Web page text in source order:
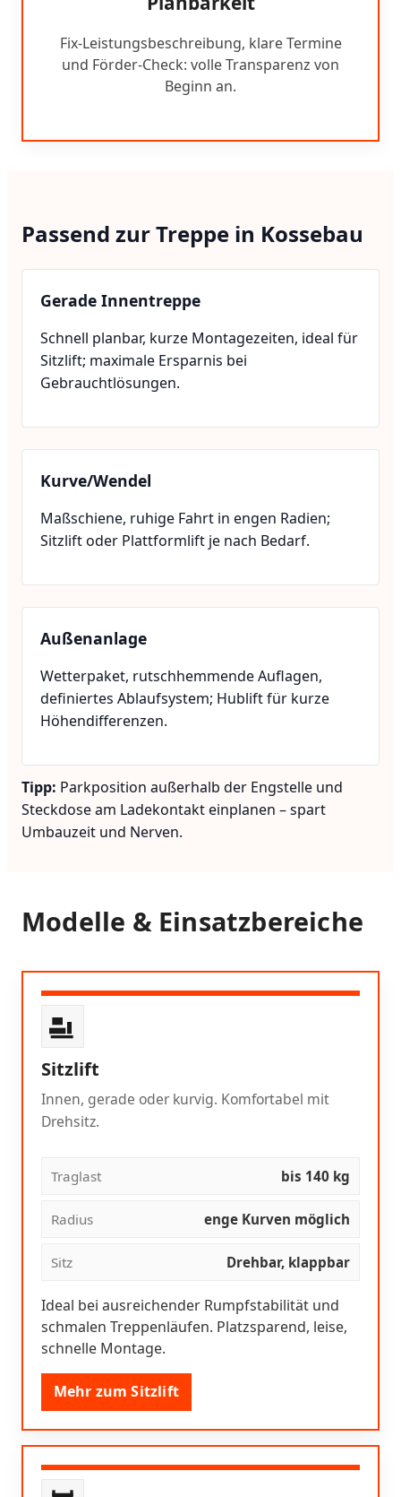
Fix-Leistungsbeschreibung, klare Termine
und Förder-Check: volle Transparenz von
Beginn an.
Passend zur Treppe in Kossebau
Gerade Innentreppe
Schnell planbar, kurze Montagezeiten, ideal für
Sitzlift; maximale Ersparnis bei
Gebrauchtlösungen.
Kurve/Wendel
Maßschiene, ruhige Fahrt in engen Radien;
Sitzlift oder Plattformlift je nach Bedarf.
Außenanlage
Wetterpaket, rutschhemmende Auflagen,
definiertes Ablaufsystem; Hublift für kurze
Höhendifferenzen.
Tipp: Parkposition außerhalb der Engstelle und
Steckdose am Ladekontakt einplanen – spart
Umbauzeit und Nerven.
Modelle & Einsatzbereiche
Sitzlift
Innen, gerade oder kurvig. Komfortabel mit
Drehsitz.
Traglast bis 140 kg
Radius enge Kurven möglich
Sitz Drehbar, klappbar
Ideal bei ausreichender Rumpfstabilität und
schmalen Treppenläufen. Platzsparend, leise,
schnelle Montage.
Mehr zum Sitzlift